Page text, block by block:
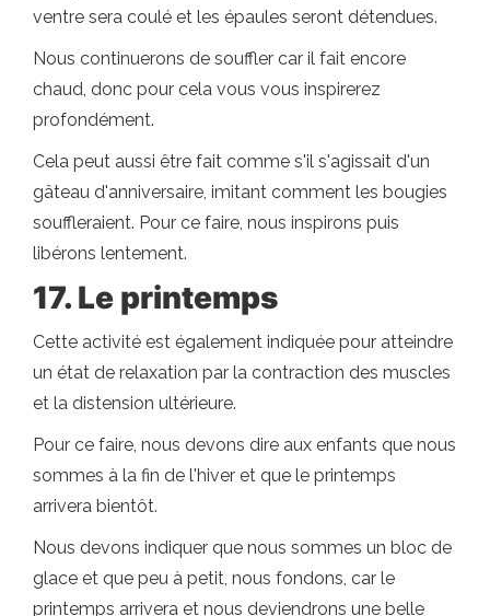
ventre sera coulé et les épaules seront détendues.
Nous continuerons de souffler car il fait encore
chaud, donc pour cela vous vous inspirerez
profondément.
Cela peut aussi être fait comme s'il s'agissait d'un
gâteau d'anniversaire, imitant comment les bougies
souffleraient. Pour ce faire, nous inspirons puis
libérons lentement.
17. Le printemps
Cette activité est également indiquée pour atteindre
un état de relaxation par la contraction des muscles
et la distension ultérieure.
Pour ce faire, nous devons dire aux enfants que nous
sommes à la fin de l'hiver et que le printemps
arrivera bientôt.
Nous devons indiquer que nous sommes un bloc de
glace et que peu à petit, nous fondons, car le
printemps arrivera et nous deviendrons une belle